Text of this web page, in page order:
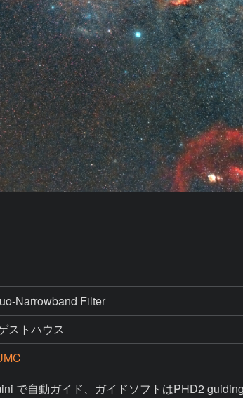
Narrowband Filter
ストハウス
で自動ガイド、ガイドソフトはPHD2